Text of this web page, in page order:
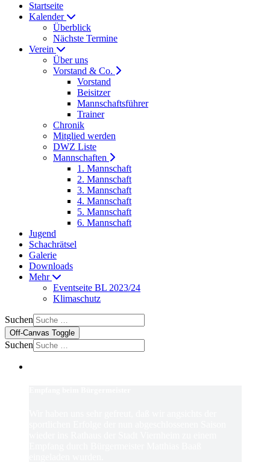
Startseite
Kalender
Überblick
Nächste Termine
Verein
Über uns
Vorstand & Co.
Vorstand
Beisitzer
Mannschaftsführer
Trainer
Chronik
Mitglied werden
DWZ Liste
Mannschaften
1. Mannschaft
2. Mannschaft
3. Mannschaft
4. Mannschaft
5. Mannschaft
6. Mannschaft
Jugend
Schachrätsel
Galerie
Downloads
Mehr
Eventseite BL 2023/24
Klimaschutz
Suchen
Off-Canvas Toggle
Suchen